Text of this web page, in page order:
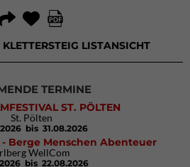
LISTANSICHT
TERMINE
ST. PÖLTEN
St. Pölten
bis 31.08.2026
Berge Menschen Abenteuer
WellCom
bis 22.08.2026